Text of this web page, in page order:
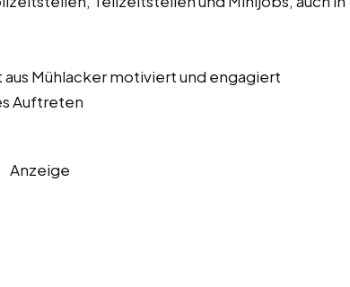
aus Mühlacker motiviert und engagiert
Auftreten
Anzeige